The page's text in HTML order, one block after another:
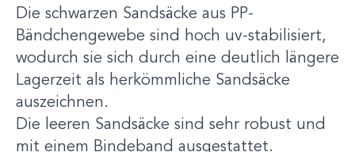
Die schwarzen Sandsäcke aus PP-
Bändchengewebe sind hoch uv-stabilisiert,
wodurch sie sich durch eine deutlich längere
Lagerzeit als herkömmliche Sandsäcke
auszeichnen.
Die leeren Sandsäcke sind sehr robust und
mit einem Bindeband ausgestattet.